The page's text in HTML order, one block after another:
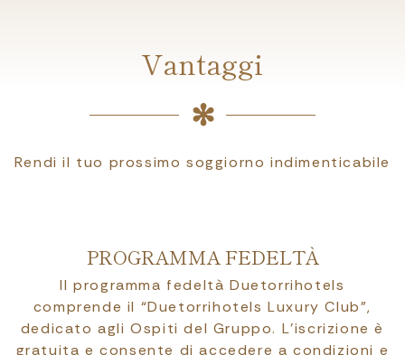
Vantaggi
Rendi il tuo prossimo soggiorno indimenticabile
PROGRAMMA FEDELTÀ
Il programma fedeltà Duetorrihotels
comprende il “Duetorrihotels Luxury Club”,
dedicato agli Ospiti del Gruppo. L’iscrizione è
gratuita e consente di accedere a condizioni e